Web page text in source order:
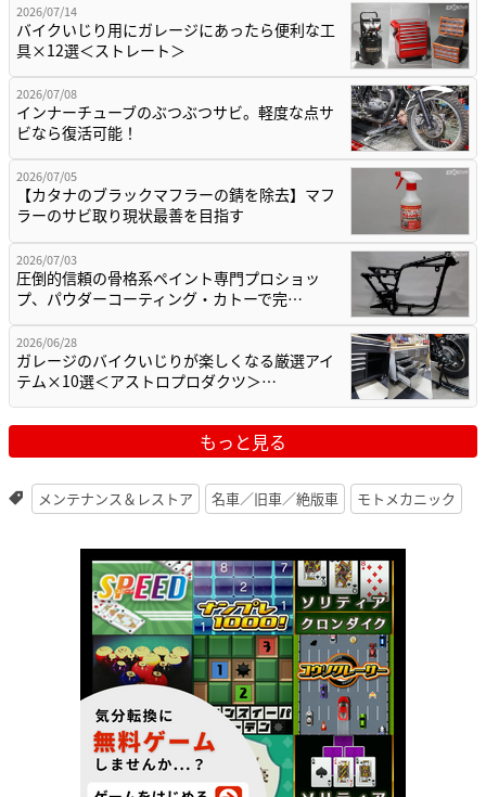
2026/07/14
バイクいじり用にガレージにあったら便利な工
具×12選＜ストレート＞
2026/07/08
インナーチューブのぶつぶつサビ。軽度な点サ
ビなら復活可能！
2026/07/05
【カタナのブラックマフラーの錆を除去】マフ
ラーのサビ取り現状最善を目指す
2026/07/03
圧倒的信頼の骨格系ペイント専門プロショッ
プ、パウダーコーティング・カトーで完…
2026/06/28
ガレージのバイクいじりが楽しくなる厳選アイ
テム×10選＜アストロプロダクツ＞…
もっと見る
メンテナンス＆レストア 名車／旧車／絶版車 モトメカニック